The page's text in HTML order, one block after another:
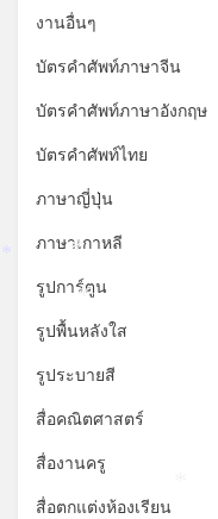
งานอื่นๆ
บัตรคำศัพท์ภาษาจีน
บัตรคำศัพท์ภาษาอังกฤษ
บัตรคำศัพท์ไทย
ภาษาญี่ปุ่น
ภาษาเกาหลี
รูปการ์ตูน
รูปพื้นหลังใส
รูประบายสี
สื่อคณิตศาสตร์
สื่องานครู
สื่อตกแต่งห้องเรียน
*
*